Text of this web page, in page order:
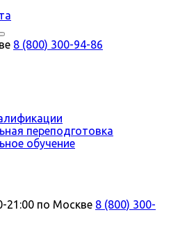
8 (800) 300-94-86
переподготовка
обучение
21:00 по Москве 8 (800) 300-